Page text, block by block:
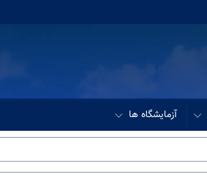
آزمایشگاه ها